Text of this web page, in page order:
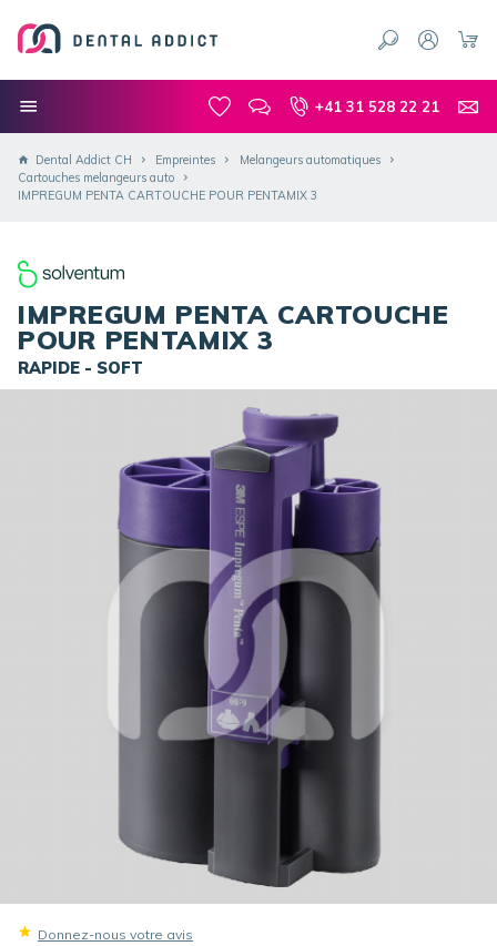
+41 31 528 22 21
Dental Addict CH Empreintes
Melangeurs automatiques
Cartouches melangeurs auto
IMPREGUM PENTA CARTOUCHE POUR PENTAMIX 3
IMPREGUM PENTA CARTOUCHE
POUR PENTAMIX 3
RAPIDE - SOFT
Donnez-nous votre avis